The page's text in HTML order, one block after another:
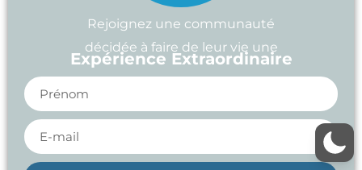
Rejoignez une communauté
décidée à faire de leur vie une
Expérience Extraordinaire